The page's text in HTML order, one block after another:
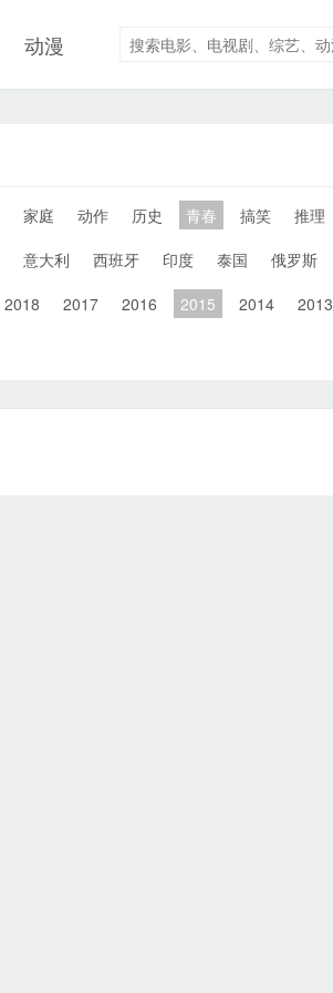
动漫
家庭 动作 历史 青春 搞笑 推理
意大利 西班牙 印度 泰国
俄罗斯
2018 2017 2016 2015 2014 2013